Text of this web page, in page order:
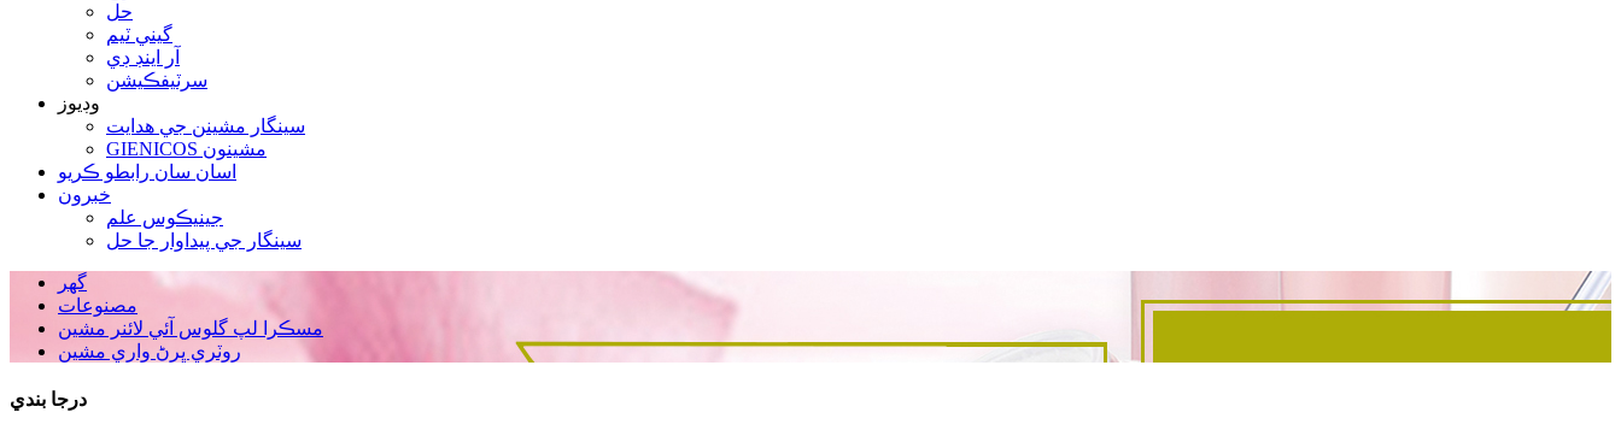
حل
گيني ٽيم
آر اينڊ ڊي
سرٽيفڪيشن
وڊيوز
سينگار مشينن جي ھدايت
GIENICOS مشينون
اسان سان رابطو ڪريو
خبرون
جينيڪوس علم
سينگار جي پيداوار جا حل
گھر
مصنوعات
مسڪرا لپ گلوس آئي لائنر مشين
روٽري ڀرڻ واري مشين
درجا بندي